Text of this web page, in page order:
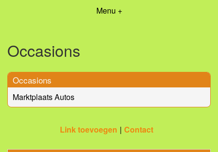
Menu +
Occasions
Occasions
Marktplaats Autos
Link toevoegen Contact